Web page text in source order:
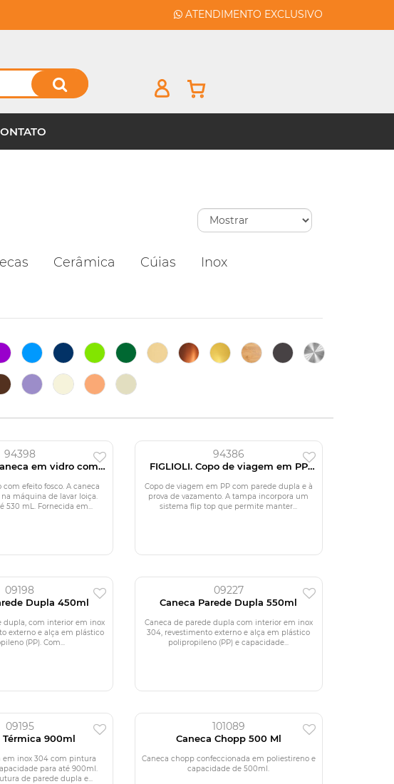
ATENDIMENTO EXCLUSIVO
Cerâmica Cúias
Inox
94398
em vidro com
com efeito fosco. A caneca
máquina de lavar loiça.
530 mL. Fornecida em...
94386
FIGLIOLI. Copo de viagem em PP
com parede dupla e à prova de
vazamento
Copo de viagem em PP com parede dupla e à
prova de vazamento. A tampa incorpora um
sistema flip top que permite manter...
09198
Dupla 450ml
dupla, com interior em inox
externo e alça em plástico
(PP). Com...
09227
Caneca Parede Dupla 550ml
Caneca de parede dupla com interior em inox
304, revestimento externo e alça em plástico
polipropileno (PP) e capacidade...
09195
Térmica 900ml
em inox 304 com pintura
para até 900ml.
de parede dupla e...
101089
Caneca Chopp 500 Ml
Caneca chopp confeccionada em poliestireno e
capacidade de 500ml.